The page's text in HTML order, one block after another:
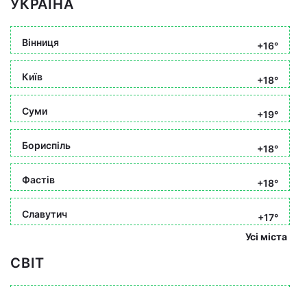
УКРАЇНА
Вінниця +16°
Київ +18°
Суми +19°
Бориспіль +18°
Фастів +18°
Славутич
+17°
Усі міста
СВІТ